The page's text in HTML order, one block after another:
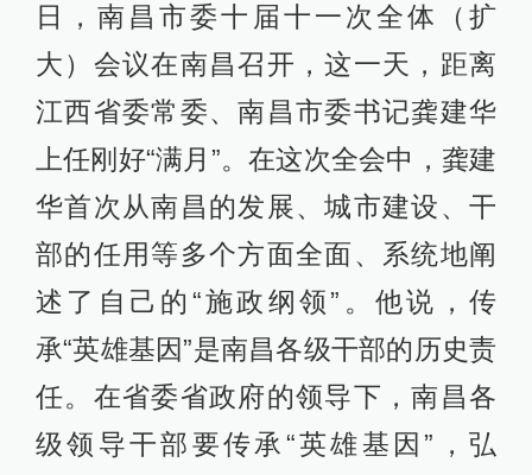
日，南昌市委十届十一次全体（扩
大）会议在南昌召开，这一天，距离
江西省委常委、南昌市委书记龚建华
上任刚好“满月”。在这次全会中，龚建
华首次从南昌的发展、城市建设、干
部的任用等多个方面全面、系统地阐
述了自己的“施政纲领”。他说，传
承“英雄基因”是南昌各级干部的历史责
任。在省委省政府的领导下，南昌各
级领导干部要传承“英雄基因”，弘